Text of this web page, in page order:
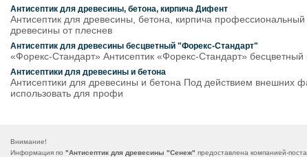
Антисептик для древесины, бетона, кирпича Дифент
Антисептик для древесины, бетона, кирпича
древесины от плеснев
Антисептик для древесины бесцветный "Форекс-Стандарт"
«Форекс-Стандарт» Антисептик «Форекс-Стандарт»
Антисептики для древесины и бетона
Антисептики для древесины и бетона Под действием внешних
использовать для профи
Внимание!
Информация по "Антисептик для древесины "Сенеж" предоставлена компанией-